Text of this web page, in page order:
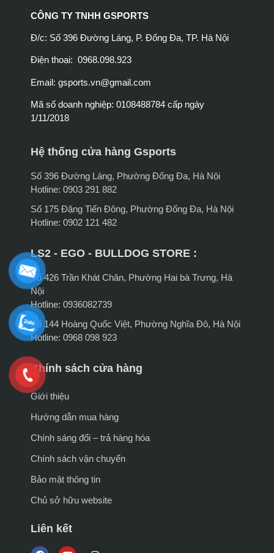
CÔNG TY TNHH GSPORTS
Đ/c: Số 396 Đường Láng, P. Đống Đa, TP. Hà Nội
Điện thoại: 0968.098.923
Email: gsports.vn@gmail.com
Mã số doanh nghiệp: 0108488784 cấp ngày
1/11/2018
Hệ thống cửa hàng Gsports
Số 396 Đường Láng, Phường Đống Đa, Hà Nội
Hotline: 0903 291 882
Số 175 Đặng Tiến Đông, Phường Đống Đa, Hà Nội
Hotline: 0902 121 482
LS2 - EGO - BULLDOG STORE :
Số 426 Trần Khát Chân, Phường Hai bà Trưng, Hà
Nội
Hotline: 0936082739
Số 144 Hoàng Quốc Việt, Phường Nghĩa Đô, Hà Nội
Hotline: 0968 098 923
Chính sách cửa hàng
Giới thiệu
Hướng dẫn mua hàng
Chính sáng đổi – trả hàng hóa
Chính sách vận chuyển
Bảo mật thông tin
Chủ sở hữu website
Liên kết